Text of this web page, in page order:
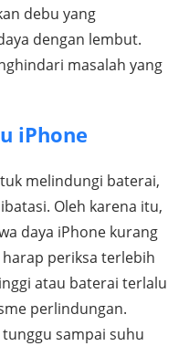
debu yang
dengan lembut.
masalah yang
iPhone
melindungi baterai,
Oleh karena itu,
daya iPhone kurang
harap periksa terlebih
atau baterai terlalu
perlindungan.
sampai suhu